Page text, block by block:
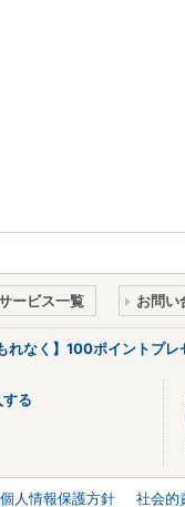
ービス一覧 お問い
もれなく】100ポイントプ
る
個人情報保護方針 社会的